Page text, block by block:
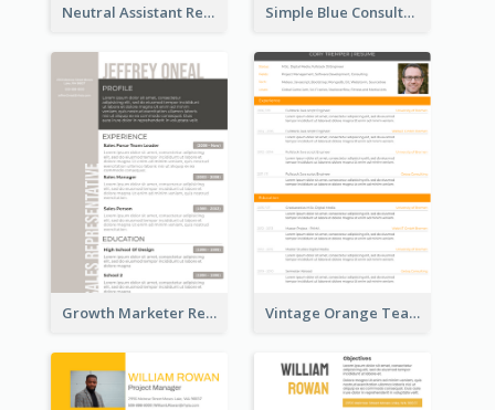
Neutral Assistant Resume Simple Blue Consultant Resume
Growth Marketer Resume Vintage Orange Teacher Resume